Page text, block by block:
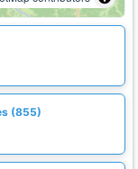
(855)